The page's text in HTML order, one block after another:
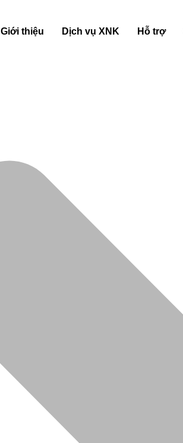
Giới thiệu Dịch vụ XNK Hỗ trợ